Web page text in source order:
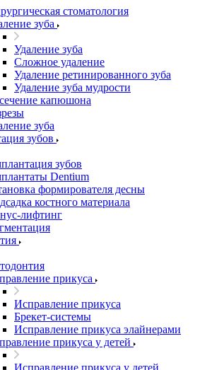
стоматология
зуба
Удаление зуба
Сложное удаление
Удаление ретинированного зуба
Удаление зуба мудрости
капюшона
зуба
зубов
зубов
Dentium
формирователя десны
костного материала
лифтинг
прикуса
Исправление прикуса
Брекет-системы
Исправление прикуса элайнерами
прикуса у детей
Исправление прикуса у детей